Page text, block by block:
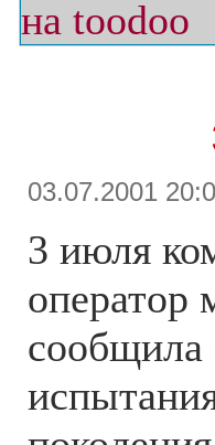
03.07.2001
3 июля
оператор